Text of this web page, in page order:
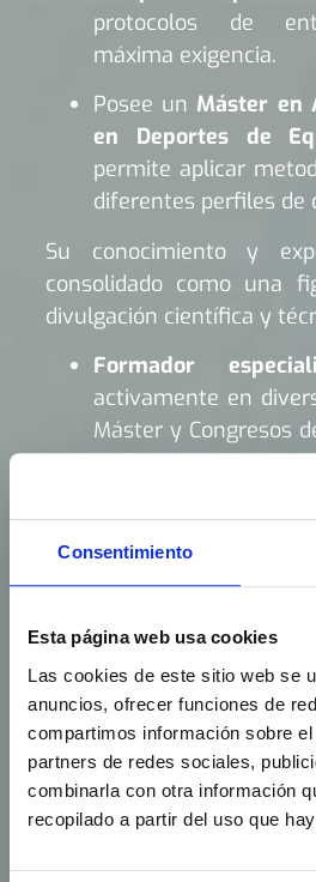
Consentimiento
Esta página web usa cookies
Las cookies de este sitio web se
anuncios, ofrecer funciones de
compartimos información sobre
partners de redes sociales,
combinarla con otra información
recopilado a partir del uso que
protocolos de
máxima exigencia.
Posee un Máster en
en Deportes de
permite aplicar
diferentes perfiles de
Su conocimiento y
consolidado como una
divulgación científica y
Formador
activamente en
Máster y Congresos
ámbito nacional.
Dirección Técnica:
metodología de